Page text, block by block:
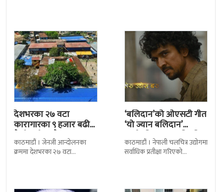
देशभरका २७ वटा
कारागारका ९ हजार बढी
कैदीबन्दी अझै फरार
काठमाडौं । जेनजी आन्दोलनका
क्रममा देशभरका २७ वटा
‘बलिदान’को ओएसटी गीत
‘यो ज्यान बलिदान’
सार्वजनिक, मातृभूमिप्रति
पुत्रको भावनात्मक…
काठमाडौं । नेपाली चलचित्र उद्योगमा
सर्वाधिक प्रतीक्षा गरिएको